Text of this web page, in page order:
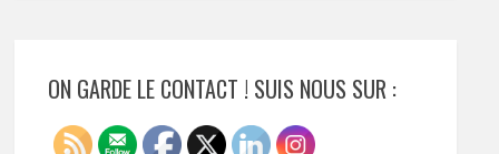
ON GARDE LE CONTACT ! SUIS NOUS SUR :